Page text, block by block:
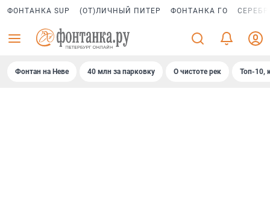
ФОНТАНКА SUP (ОТ)ЛИЧНЫЙ ПИТЕР ФОНТАНКА ГО
Фонтан на Неве 40 млн за парковку О чистоте рек Топ-10,